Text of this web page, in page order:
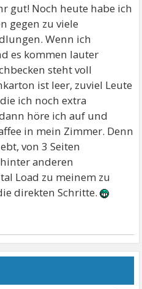
gut! Noch heute habe ich
gegen zu viele
Wenn ich
es kommen lauter
steht voll
ist leer, zuviel Leute
ich noch extra
höre ich auf und
in mein Zimmer. Denn
von 3 Seiten
anderen
Load zu meinem zu
direkten Schritte.